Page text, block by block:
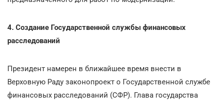
4. Создание Государственной службы финансовых
расследований
Президент намерен в ближайшее время внести в
Верховную Раду законопроект о Государственной службе
финансовых расследований (СФР). Глава государства